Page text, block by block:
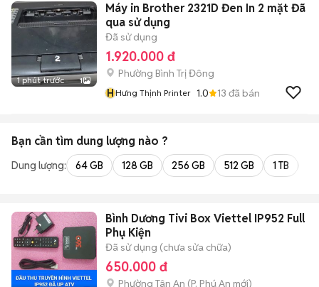
1 phút trước 1
Máy in Brother 2321D Đen In 2 mặt Đã
qua sử dụng
Đã sử dụng
1.920.000 đ
Phường Bình Trị Đông
HHưng Thịnh Printer 1.0 13 đã bán
Bạn cần tìm dung lượng nào ?
Dung lượng: 64 GB 128 GB 256 GB 512 GB 1 TB
Bình Dương Tivi Box Viettel IP952 Full
Phụ Kiện
Đã sử dụng (chưa sửa chữa)
650.000 đ
Phường Tân An (P. Phú An mới)